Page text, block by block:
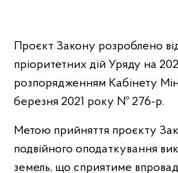
Проєкт Закону розроблено
пріоритетних дій Уряду на
розпорядженням Кабінету
березня 2021 року № 276-р.
Метою прийняття проєкту
подвійного оподаткування
земель, що сприятиме